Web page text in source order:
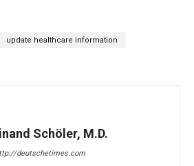
update healthcare information
Schöler, M.D.
deutschetimes.com